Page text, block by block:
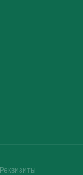
Реквизиты